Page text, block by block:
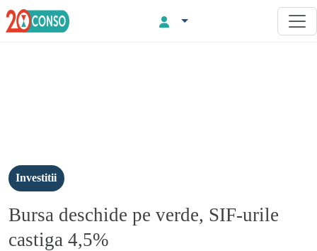
Investitii
Bursa deschide pe verde, SIF-urile
castiga 4,5%